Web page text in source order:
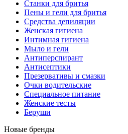
Станки для бритья
Пены и гели для бритья
Средства депиляции
Женская гигиена
Интимная гигиена
Мыло и гели
Антиперспирант
Антисептики
Презервативы и смазки
Очки водительские
Специальное питание
Женские тесты
Беруши
Новые бренды